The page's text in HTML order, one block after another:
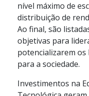
nível máximo de
distribuição de
Ao final, são
objetivas para
potencializarem os
para a sociedade.
Investimentos na